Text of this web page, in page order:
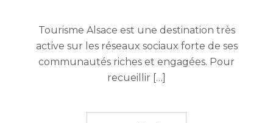
Tourisme Alsace est une destination très
active sur les réseaux sociaux forte de ses
communautés riches et engagées. Pour
recueillir […]